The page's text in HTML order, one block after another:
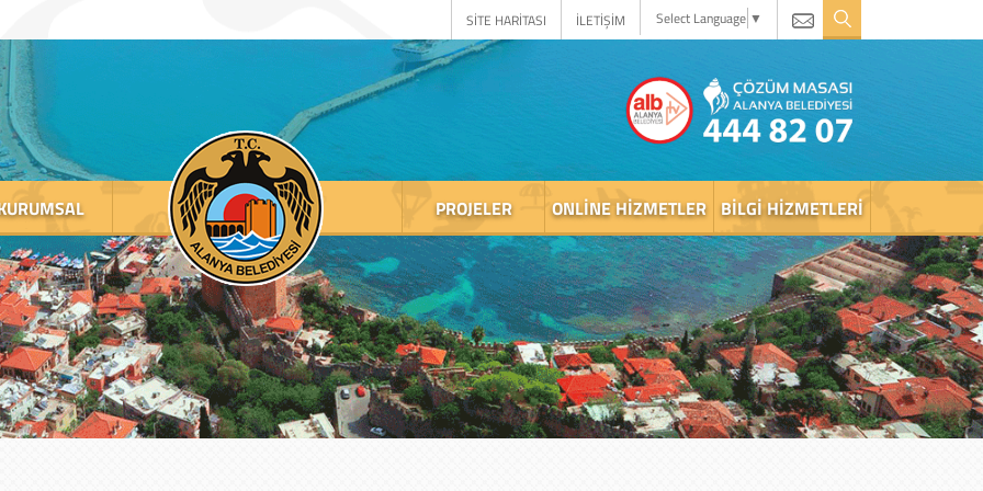
SİTE HARİTASI İLETİŞİM Select Language ▼
PROJELER ONLINE HIZMETLER BILGI HIZMETLERI